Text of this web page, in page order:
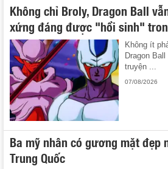
Không chỉ Broly, Dragon Ball
xứng đáng được "hồi sinh"
Không ít
Dragon
truyện ...
07/08/2026
Ba mỹ nhân có gương mặt
Trung Quốc